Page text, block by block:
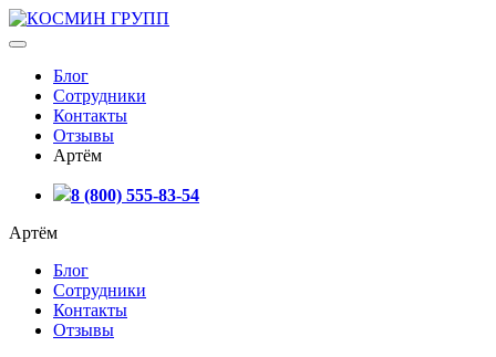
Блог
Сотрудники
Контакты
Отзывы
Артём
8 (800) 555-83-54
Артём
Блог
Сотрудники
Контакты
Отзывы